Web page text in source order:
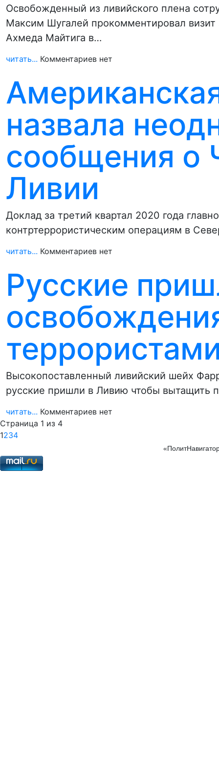
Освобожденный из ливийского плена
Максим Шугалей прокомментировал визит
Ахмеда Майтига в…
читать... Комментариев нет
назвала
сообщения о
Ливии
Доклад за третий квартал 2020 года
контртеррористическим операциям в
читать... Комментариев нет
Русские
Высокопоставленный ливийский шейх
русские пришли в Ливию чтобы вытащить
читать... Комментариев нет
Страница 1 из 4
1234